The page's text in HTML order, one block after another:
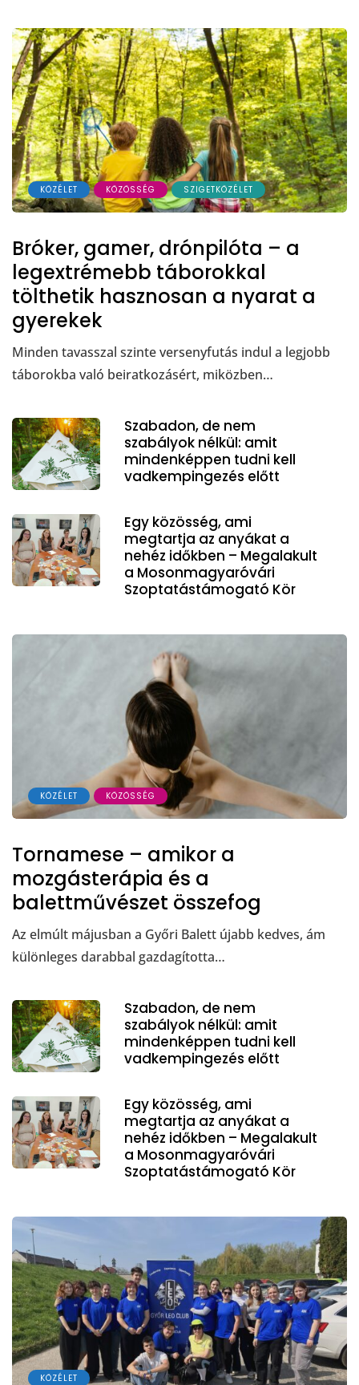
KÖZÉLET KÖZÖSSÉG SZIGETKÖZÉLET
Bróker, gamer, drónpilóta – a
legextrémebb táborokkal
tölthetik hasznosan a nyarat a
gyerekek
Minden tavasszal szinte versenyfutás indul a legjobb
táborokba való beiratkozásért, miközben…
Szabadon, de nem
szabályok nélkül: amit
mindenképpen tudni kell
vadkempingezés előtt
Egy közösség, ami
megtartja az anyákat a
nehéz időkben – Megalakult
a Mosonmagyaróvári
Szoptatástámogató Kör
KÖZÉLET KÖZÖSSÉG
Tornamese – amikor a
mozgásterápia és a
balettművészet összefog
Az elmúlt májusban a Győri Balett újabb kedves, ám
különleges darabbal gazdagította…
Szabadon, de nem
szabályok nélkül: amit
mindenképpen tudni kell
vadkempingezés előtt
Egy közösség, ami
megtartja az anyákat a
nehéz időkben – Megalakult
a Mosonmagyaróvári
Szoptatástámogató Kör
KÖZÉLET